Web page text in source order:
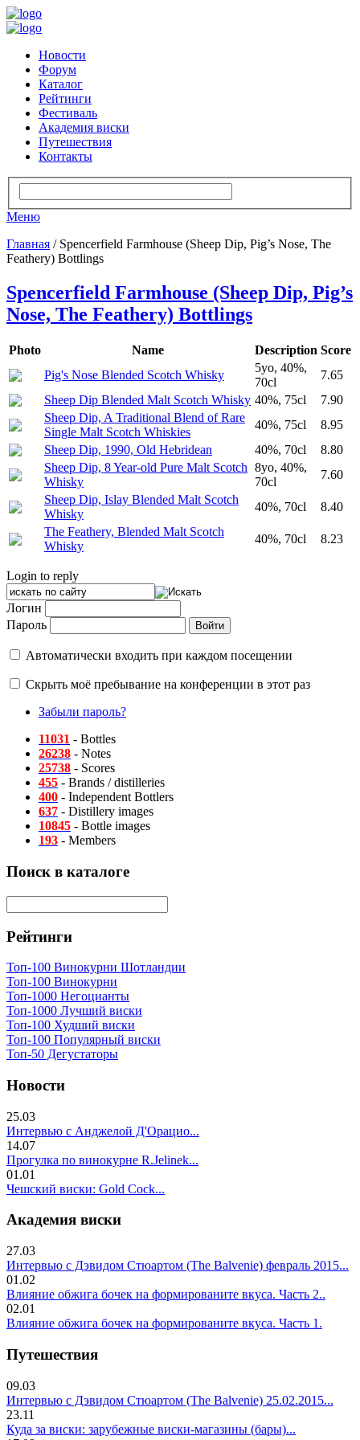
Новости
Форум
Каталог
Рейтинги
Фестиваль
Академия виски
Путешествия
Контакты
Меню
Главная / Spencerfield Farmhouse (Sheep Dip, Pig’s Nose, The
Feathery) Bottlings
Spencerfield Farmhouse (Sheep Dip, Pig’s
Nose, The Feathery) Bottlings
Photo Name Description Score
Pig's Nose Blended Scotch Whisky
5yo, 40%,
70cl
7.65
Sheep Dip Blended Malt Scotch Whisky 40%, 75cl
7.90
Sheep Dip, A Traditional Blend of Rare
Single Malt Scotch Whiskies
40%, 75cl
8.95
Sheep Dip, 1990, Old Hebridean
40%, 70cl
8.80
Sheep Dip, 8 Year-old Pure Malt Scotch
Whisky
8yo, 40%,
70cl
7.60
Sheep Dip, Islay Blended Malt Scotch
Whisky
40%, 70cl
8.40
The Feathery, Blended Malt Scotch
Whisky
40%, 70cl 8.23
Login to reply
Логин
Пароль
Автоматически входить при каждом посещении
Скрыть моё пребывание на конференции в этот раз
Забыли пароль?
11031 - Bottles
26238 - Notes
25738 - Scores
455 - Brands / distilleries
400 - Independent Bottlers
637 - Distillery images
10845 - Bottle images
193 - Members
Поиск в каталоге
Рейтинги
Топ-100 Винокурни Шотландии
Топ-100 Винокурни
Топ-1000 Негоцианты
Топ-1000 Лучший виски
Топ-100 Худший виски
Топ-100 Популярный виски
Топ-50 Дегустаторы
Новости
25.03
Интервью с Анджелой Д'Орацио...
14.07
Прогулка по винокурне R.Jelinek...
01.01
Чешский виски: Gold Cock...
Академия виски
27.03
Интервью с Дэвидом Стюартом (The Balvenie) февраль 2015...
01.02
Влияние обжига бочек на формированите вкуса. Часть 2..
02.01
Влияние обжига бочек на формированите вкуса. Часть 1.
Путешествия
09.03
Интервью с Дэвидом Стюартом (The Balvenie) 25.02.2015...
23.11
Куда за виски: зарубежные виски-магазины (бары)...